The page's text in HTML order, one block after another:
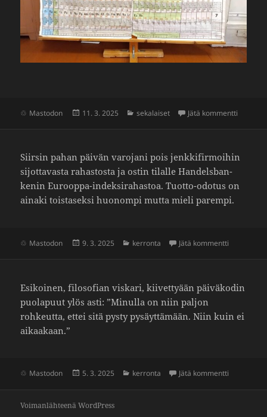
Mastodon Julkaistu
11. 3. 2025 Kategoriat
sekalaiset Jätä kommentti
Siirsin pahan päivän varo­jani pois jenk­ki­fir­moihin
sijot­ta­vasta rahas­tosta ja ostin tilalle Handels­ban­
kenin Eurooppa-indek­si­ra­hastoa. Tuotto-odotus on
ainaki tois­ta­seksi huonompi mutta mieli parempi.
Mastodon Julkaistu
9. 3. 2025 Kategoriat
kerronta Jätä kommentti
Esikoinen, filo­so­fian viskari, kiivet­tyään päivä­kodin
puola­puut ylös asti: ”Minulla on niin paljon
rohkeutta, ettei sitä pysty pysäyt­tä­mään. Niin kuin ei
aikaa­kaan.”
Mastodon Julkaistu
5. 3. 2025 Kategoriat
kerronta Jätä kommentti
Voimanlähteenä WordPress